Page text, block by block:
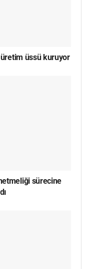
üssü kuruyor
sürecine